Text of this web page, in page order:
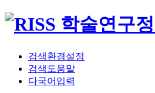
검색환경설정
검색도움말
다국어입력